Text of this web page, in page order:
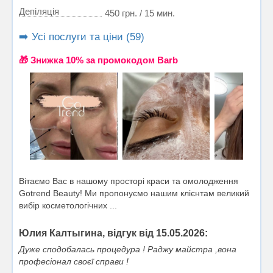
Депіляція 450 грн. / 15 мин.
➡️ Усі послуги та ціни (59)
🎁 Знижка 10% за промокодом Barb
Вітаємо Вас в нашому просторі краси та омолодження
Gotrend Beauty! Ми пропонуємо нашим клієнтам великий
вибір косметологічних ...
Юлия Калтыгина, відгук від 15.05.2026:
Дуже сподобалась процедура ! Раджу майстра ,вона
професіонал своєї справи !